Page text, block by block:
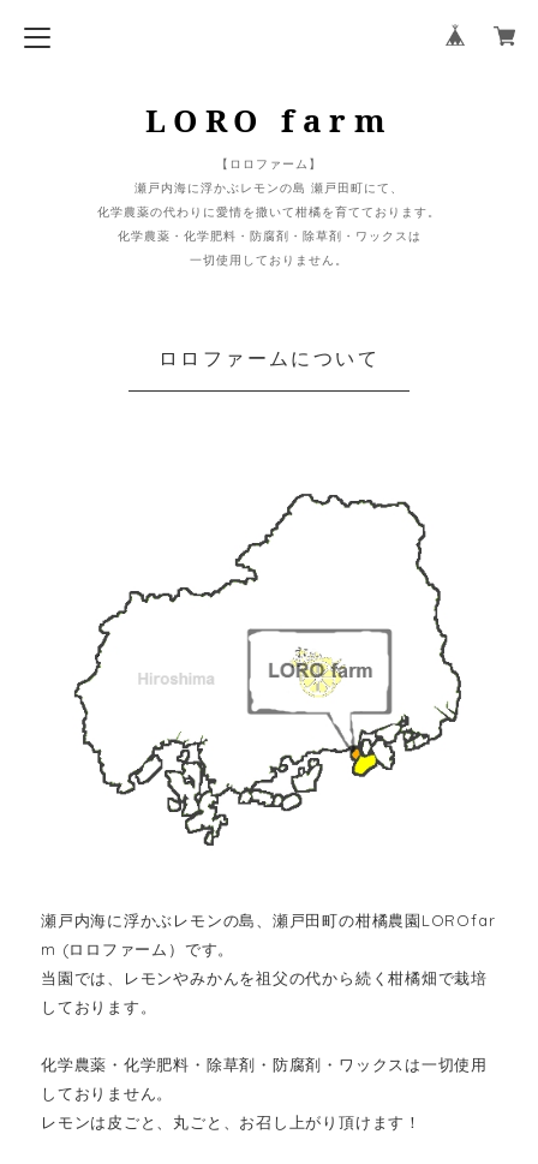
LORO farm
【ロロファーム】
瀬戸内海に浮かぶレモンの島 瀬戸田町にて、
化学農薬の代わりに愛情を撒いて柑橘を育てております。
化学農薬・化学肥料・防腐剤・除草剤・ワックスは
一切使用しておりません。
ロロファームについて
瀬戸内海に浮かぶレモンの島、瀬戸田町の柑橘農園LOROfar
m (ロロファーム）です。
当園では、レモンやみかんを祖父の代から続く柑橘畑で栽培
しております。
化学農薬・化学肥料・除草剤・防腐剤・ワックスは一切使用
しておりません。
レモンは皮ごと、丸ごと、お召し上がり頂けます！